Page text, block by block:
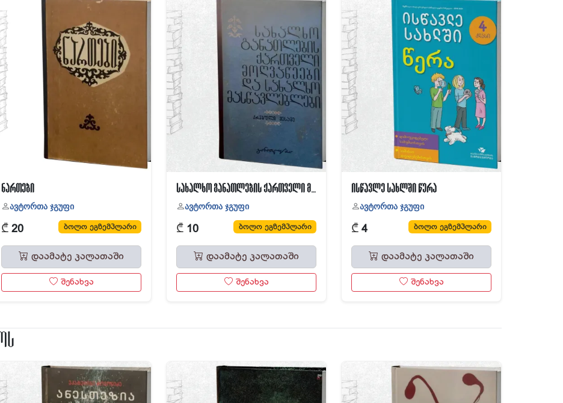
ნართები
ავტორთა ჯგუფი
₾ 20 ბოლო ეგზემპლარი
დაამატე კალათაში
შენახვა
ავტორთა ჯგუფი
₾ 10 ბოლო ეგზემპლარი
დაამატე კალათაში
შენახვა
ისწავლე სახლში წერა
ავტორთა ჯგუფი
₾ 4 ბოლო ეგზემპლარი
დაამატე კალათაში
შენახვა